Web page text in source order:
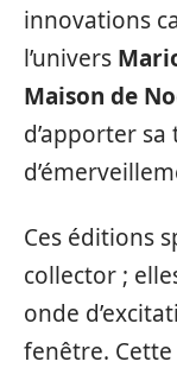
innovations
l’univers
Maison de
d’apporter
Ces éditions
collector ;
onde
fenêtre.